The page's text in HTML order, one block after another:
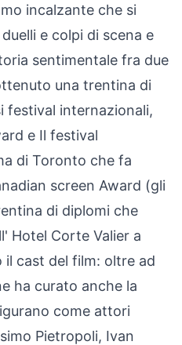
incalzante che si
e colpi di scena e
sentimentale fra due
una trentina di
festival internazionali,
e Il festival
di Toronto che fa
screen Award (gli
di diplomi che
Hotel Corte Valier a
il cast del film: oltre ad
ha curato anche la
come attori
Pietropoli, Ivan